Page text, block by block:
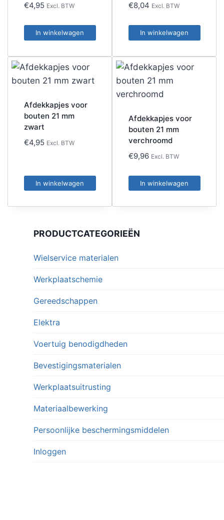
€4,95 Excl. BTW
In winkelwagen
€8,04 Excl. BTW
In winkelwagen
Afdekkapjes voor
bouten 21 mm
zwart
€4,95 Excl. BTW
In winkelwagen
Afdekkapjes voor
bouten 21 mm
verchroomd
€9,96 Excl. BTW
In winkelwagen
PRODUCTCATEGORIEËN
Wielservice materialen
Werkplaatschemie
Gereedschappen
Elektra
Voertuig benodigdheden
Bevestigingsmaterialen
Werkplaatsuitrusting
Materiaalbewerking
Persoonlijke beschermingsmiddelen
Inloggen